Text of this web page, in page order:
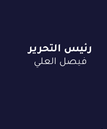
رئيس التحرير
فيصل العلي